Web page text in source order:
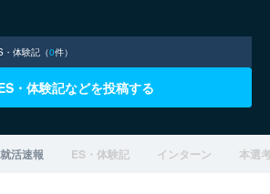
・体験記（0件）
・体験記などを投稿する
就活速報 ES・体験記 インターン 本選